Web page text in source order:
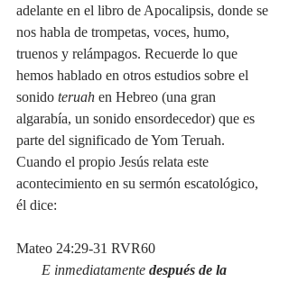
adelante en el libro de Apocalipsis, donde se
nos habla de trompetas, voces, humo,
truenos y relámpagos. Recuerde lo que
hemos hablado en otros estudios sobre el
sonido teruah en Hebreo (una gran
algarabía, un sonido ensordecedor) que es
parte del significado de Yom Teruah.
Cuando el propio Jesús relata este
acontecimiento en su sermón escatológico,
él dice:
Mateo 24:29-31 RVR60
E inmediatamente después de la